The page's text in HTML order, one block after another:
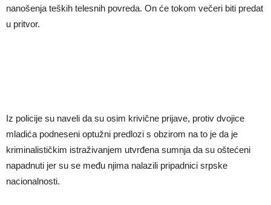
nanošenja teških telesnih povreda. On će tokom večeri biti predat
u pritvor.
Iz policije su naveli da su osim krivične prijave, protiv dvojice
mladića podneseni optužni predlozi s obzirom na to je da je
kriminalističkim istraživanjem utvrđena sumnja da su oštećeni
napadnuti jer su se među njima nalazili pripadnici srpske
nacionalnosti.